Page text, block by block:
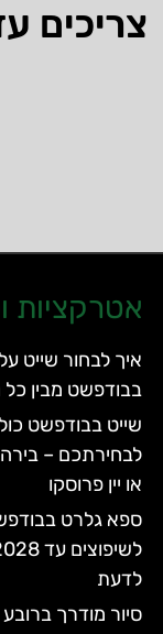
צריכים
אטרקציות
איך לבחור שייט
בבודפשט מבין
שייט בבודפשט
לבחירתכם –
או יין פרוסקו
ספא גלרט
לדעת
סיור מודרך